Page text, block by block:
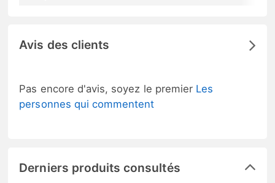
Avis des clients
Pas encore d'avis, soyez le premier Les
personnes qui commentent
Derniers produits consultés